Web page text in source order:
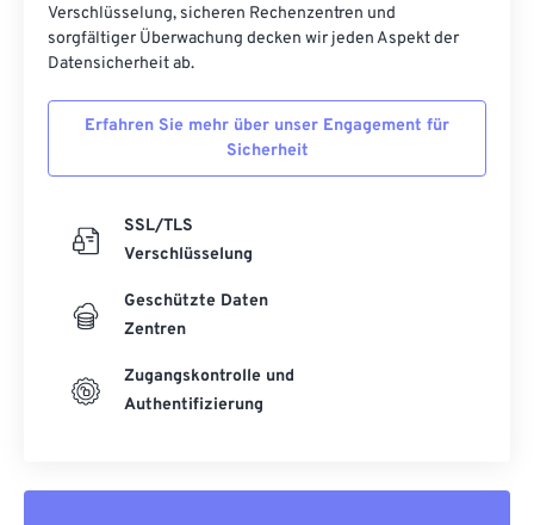
Verschlüsselung, sicheren Rechenzentren und
sorgfältiger Überwachung decken wir jeden Aspekt der
Datensicherheit ab.
Erfahren Sie mehr über unser Engagement für
Sicherheit
SSL/TLS
Verschlüsselung
Geschützte Daten
Zentren
Zugangskontrolle und
Authentifizierung